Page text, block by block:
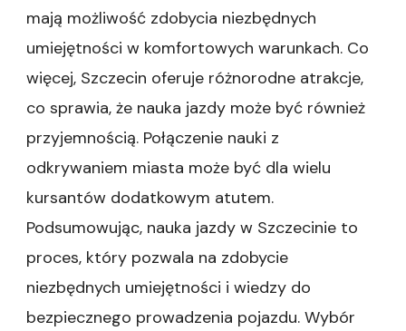
mają możliwość zdobycia niezbędnych
umiejętności w komfortowych warunkach. Co
więcej, Szczecin oferuje różnorodne atrakcje,
co sprawia, że nauka jazdy może być również
przyjemnością. Połączenie nauki z
odkrywaniem miasta może być dla wielu
kursantów dodatkowym atutem.
Podsumowując, nauka jazdy w Szczecinie to
proces, który pozwala na zdobycie
niezbędnych umiejętności i wiedzy do
bezpiecznego prowadzenia pojazdu. Wybór